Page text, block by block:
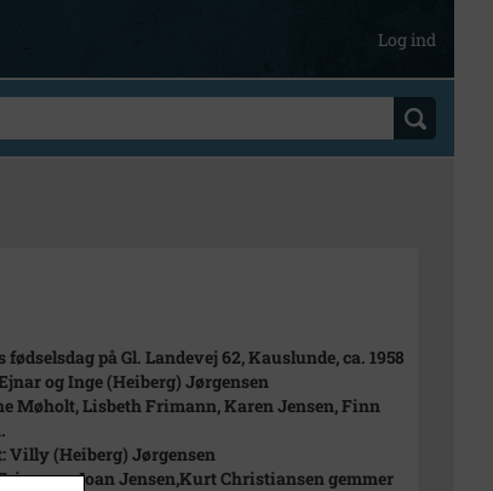
Log ind
fødselsdag på Gl. Landevej 62, Kauslunde, ca. 1958
og Inge (Heiberg) Jørgensen
Møholt, Lisbeth Frimann, Karen Jensen, Finn
Villy (Heiberg) Jørgensen
Joan Jensen,Kurt Christiansen gemmer